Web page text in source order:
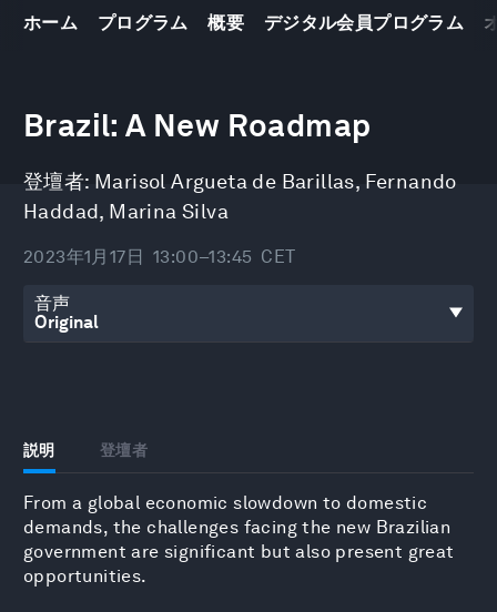
ホーム プログラム 概要 デジタル会員プログラム
Brazil: A New Roadmap
登壇者: Marisol Argueta de Barillas, Fernando
Haddad, Marina Silva
2023年1月17日 13:00–13:45 CET
音声
説明 登壇者
From a global economic slowdown to domestic
demands, the challenges facing the new Brazilian
government are significant but also present great
opportunities.
of
38
seconds